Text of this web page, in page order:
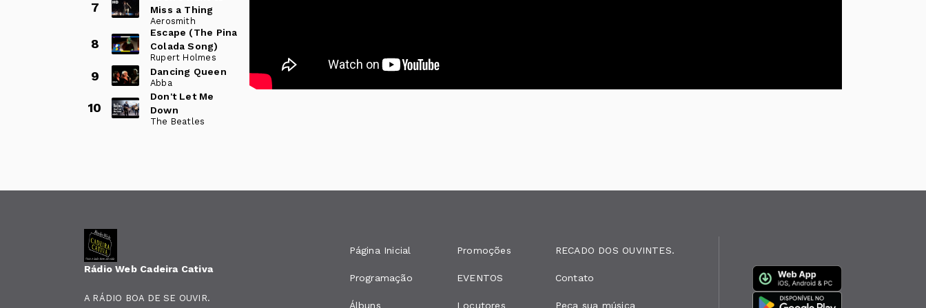
7
Miss a Thing
Aerosmith
8
Escape (The Pina
Colada Song)
Rupert Holmes
9 Dancing Queen
Abba
10
Don't Let Me
Down
The Beatles
Rádio Web Cadeira Cativa
A RÁDIO BOA DE SE OUVIR.
Página Inicial
Programação
Álbuns
Promoções
EVENTOS
Locutores
RECADO DOS OUVINTES.
Contato
Peça sua música